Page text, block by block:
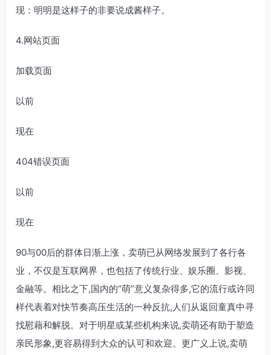
现：明明是这样子的非要说成酱样子。
4.网站页面
加载页面
以前
现在
404错误页面
以前
现在
90与00后的群体日渐上涨，卖萌已从网络发展到了各行各
业，不仅是互联网界，也包括了传统行业、娱乐圈、影视、
金融等。相比之下,国内的“萌”意义复杂得多,它的流行或许同
样代表着对快节奏高压生活的一种反抗,人们从返回童真中寻
找慰藉和解脱。对于明星或某些机构来说,卖萌还有助于塑造
亲民形象,更容易得到大众的认可和欢迎。更广义上说,卖萌